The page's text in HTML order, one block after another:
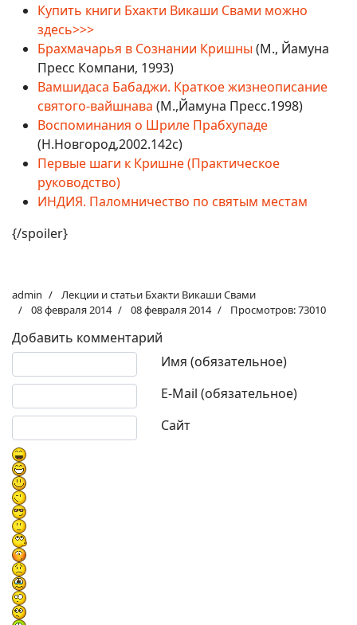
Купить книги Бхакти Викаши Свами можно
здесь>>>
Брахмачарья в Сознании Кришны (М., Йамуна
Пресс Компани, 1993)
Вамшидаса Бабаджи. Краткое жизнеописание
святого-вайшнава (М.,Йамуна Пресс.1998)
Воспоминания о Шриле Прабхупаде
(Н.Новгород,2002.142с)
Первые шаги к Кришне (Практическое
руководство)
ИНДИЯ. Паломничество по святым местам
{/spoiler}
admin
Лекции и статьи Бхакти Викаши Свами
08 февраля 2014
08 февраля 2014 Просмотров: 73010
Добавить комментарий
Имя (обязательное)
E-Mail (обязательное)
Сайт
Текст комментария